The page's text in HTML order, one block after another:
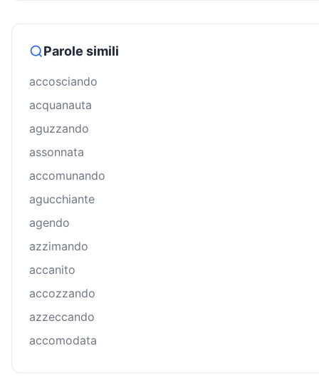
Parole simili
accosciando
acquanauta
aguzzando
assonnata
accomunando
agucchiante
agendo
azzimando
accanito
accozzando
azzeccando
accomodata